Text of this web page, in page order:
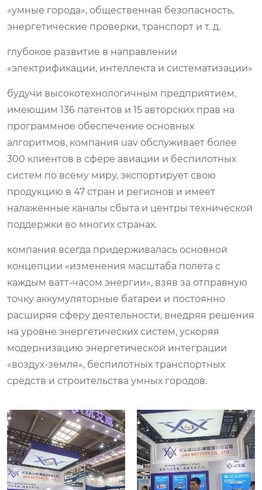
«умные города», общественная безопасность,
энергетические проверки, транспорт и т. д.
глубокое развитие в направлении
«электрификации, интеллекта и систематизации»
будучи высокотехнологичным предприятием,
имеющим 136 патентов и 15 авторских прав на
программное обеспечение основных
алгоритмов, компания uav обслуживает более
300 клиентов в сфере авиации и беспилотных
систем по всему миру, экспортирует свою
продукцию в 47 стран и регионов и имеет
налаженные каналы сбыта и центры технической
поддержки во многих странах.
компания всегда придерживалась основной
концепции «изменения масштаба полета с
каждым ватт-часом энергии», взяв за отправную
точку аккумуляторные батареи и постоянно
расширяя сферу деятельности, внедряя решения
на уровне энергетических систем, ускоряя
модернизацию энергетической интеграции
«воздух-земля», беспилотных транспортных
средств и строительства умных городов.